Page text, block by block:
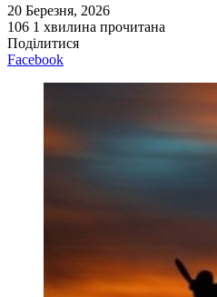
20 Березня, 2026
106 1 хвилина прочитана
Поділитися
Facebook